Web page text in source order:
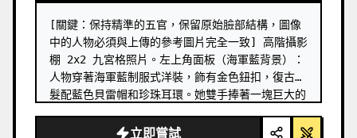
[關鍵：保持精準的五官，保留原始臉部結構，圖像
中的人物必須與上傳的參考圖片完全一致] 高階攝影
棚 2x2 九宮格照片。左上角面板（海軍藍背景）：
人物穿著海軍藍制服式洋裝，飾有金色鈕扣，復古捲
髮配藍色貝雷帽和珍珠耳環。她雙手捧著一塊巨大的
畫面中央。她的目光專注於中央拼圖區域，表情嚴
立即嘗試